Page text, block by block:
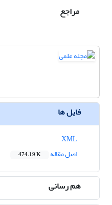
مراجع
فایل ها
اصل مقاله
474.19 K
هم رسانی